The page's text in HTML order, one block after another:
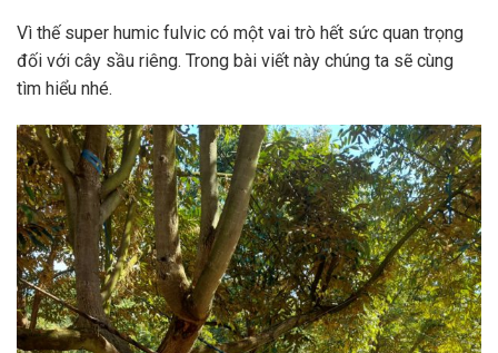
Vì thế super humic fulvic có một vai trò hết sức quan trọng
đối với cây sầu riêng. Trong bài viết này chúng ta sẽ cùng
tìm hiểu nhé.